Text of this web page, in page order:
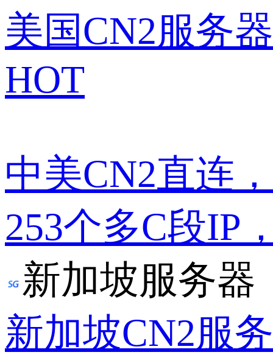
美国CN2服务器
HOT
中美CN2直连
253个多C段IP
新加坡服务器
新加坡CN2服